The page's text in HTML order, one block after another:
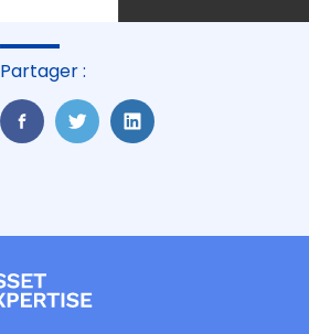
Partager :
FaceBook
TwitterLinkedIn